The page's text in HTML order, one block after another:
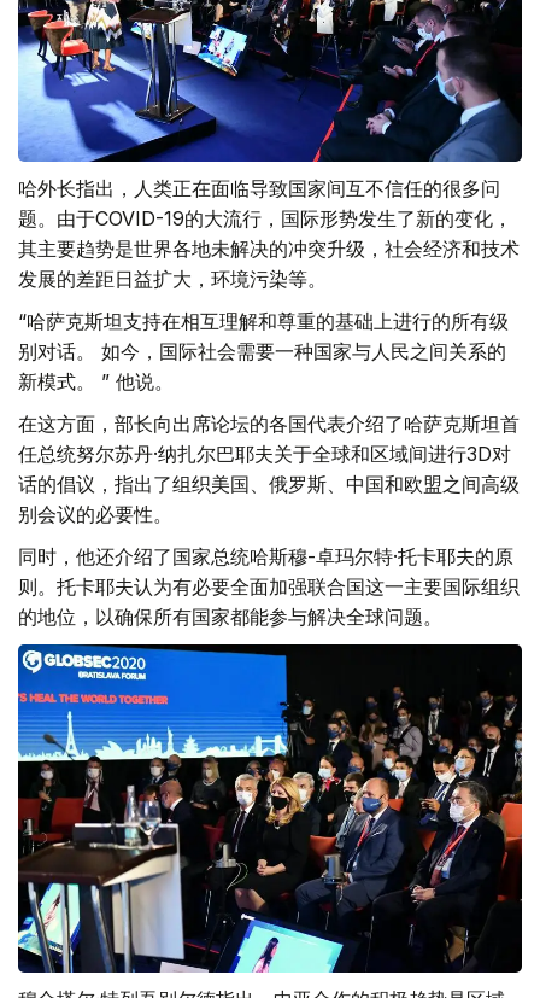
哈外长指出，人类正在面临导致国家间互不信任的很多问
题。由于COVID-19的大流行，国际形势发生了新的变化，
其主要趋势是世界各地未解决的冲突升级，社会经济和技术
发展的差距日益扩大，环境污染等。
“哈萨克斯坦支持在相互理解和尊重的基础上进行的所有级
别对话。 如今，国际社会需要一种国家与人民之间关系的
新模式。 ” 他说。
在这方面，部长向出席论坛的各国代表介绍了哈萨克斯坦首
任总统努尔苏丹·纳扎尔巴耶夫关于全球和区域间进行3D对
话的倡议，指出了组织美国、俄罗斯、中国和欧盟之间高级
别会议的必要性。
同时，他还介绍了国家总统哈斯穆-卓玛尔特·托卡耶夫的原
则。托卡耶夫认为有必要全面加强联合国这一主要国际组织
的地位，以确保所有国家都能参与解决全球问题。